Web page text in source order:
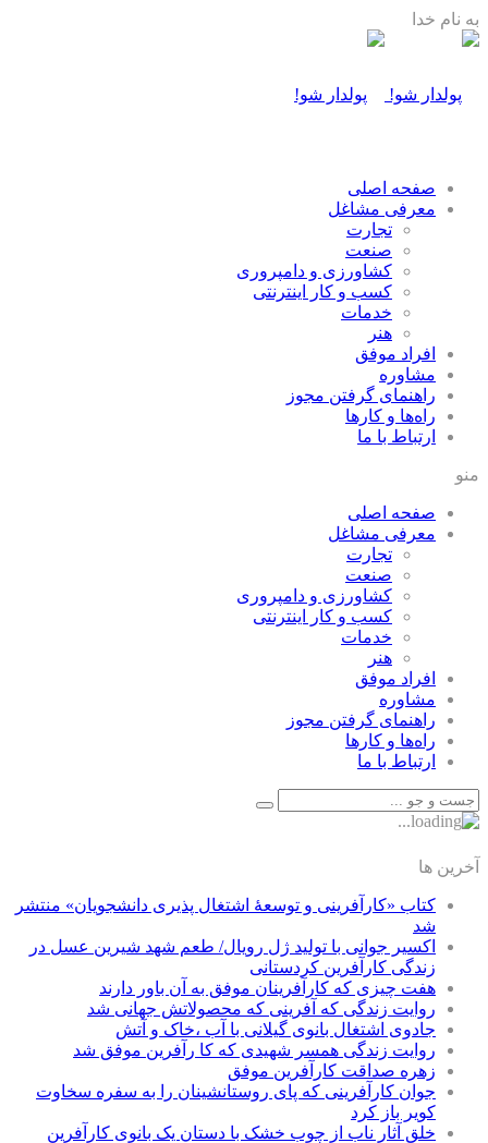
به نام خدا
صفحه اصلی
معرفی مشاغل
تجارت
صنعت
كشاورزی و دامپروری
كسب و كار اينترنتی
خدمات
هنر
افراد موفق
مشاوره
راهنمای گرفتن مجوز
راه‌ها و كارها
ارتباط با ما
منو
صفحه اصلی
معرفی مشاغل
تجارت
صنعت
كشاورزی و دامپروری
كسب و كار اينترنتی
خدمات
هنر
افراد موفق
مشاوره
راهنمای گرفتن مجوز
راه‌ها و كارها
ارتباط با ما
آخرین ها
کتاب «کارآفرینی و توسعۀ اشتغال پذیری دانشجویان» منتشر
شد
اکسیر جوانی با تولید ژل رویال/ طعم شهد شیرین عسل‌ در
زندگی کارآفرین کردستانی
هفت چیزی که کارآفرینان موفق به آن باور دارند
روایت زندگی که آفرینی که محصولاتش جهانی شد
جادوی اشتغال بانوی گیلانی با آب ،خاک و آتش
روایت زندگی همسر شهیدی که کا رآفرین موفق شد
زهره صداقت کارآفرین موفق
جوان کارآفرینی که پای روستانشینان را به سفره سخاوت
کویر باز کرد
خلق آثار ناب از چوب خشک با دستان یک بانوی کارآفرین